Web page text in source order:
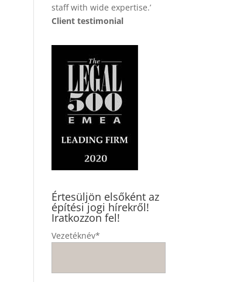
staff with wide expertise.’
Client testimonial
Értesüljön elsőként az
építési jogi hírekről!
Iratkozzon fel!
Vezetéknév*